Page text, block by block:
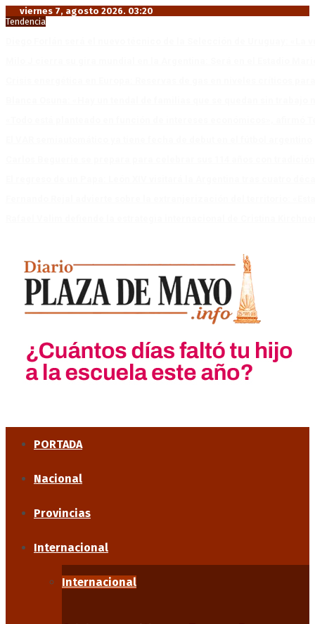
viernes 7, agosto 2026. 03:20
Tendencia
PORTADA
Nacional
Provincias
Internacional
Internacional